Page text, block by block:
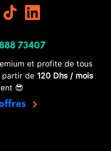
73407
et profite de tous
de 120 Dhs / mois
😎